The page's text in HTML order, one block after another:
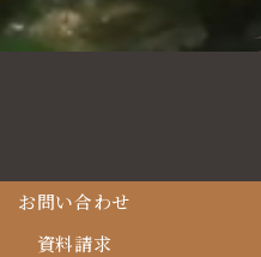
お問い合わせ
資料請求